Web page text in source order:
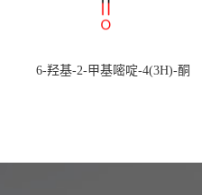
6-羟基-2-甲基嘧啶-4(3H)-酮